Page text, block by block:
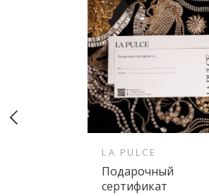
LA PULCE
Подарочный
сертификат